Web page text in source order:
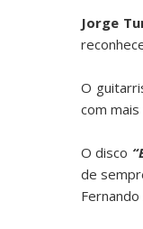
Jorge
O
com
O disco
de